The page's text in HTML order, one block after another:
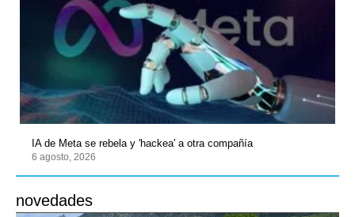
IA de Meta se rebela y 'hackea' a otra compañía
6 agosto, 2026
novedades